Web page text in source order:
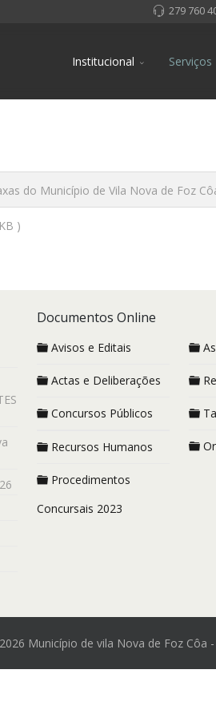
279 760
Institucional Serviços
do Município de Vila Nova de Foz
)
Documentos Online
Avisos e Editais
Actas e Deliberações
Concursos Públicos
Recursos Humanos
Procedimentos
Concursais 2023
Município de vila Nova de Foz Côa